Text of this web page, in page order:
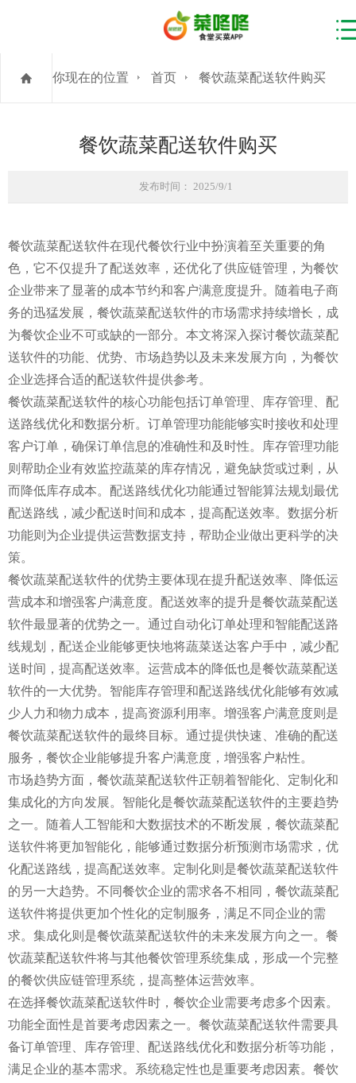
你现在的位置 首页 餐饮蔬菜配送软件购买
餐饮蔬菜配送软件购买
发布时间： 2025/9/1
餐饮蔬菜配送软件在现代餐饮行业中扮演着至关重要的角
色，它不仅提升了配送效率，还优化了供应链管理，为餐饮
企业带来了显著的成本节约和客户满意度提升。随着电子商
务的迅猛发展，餐饮蔬菜配送软件的市场需求持续增长，成
为餐饮企业不可或缺的一部分。本文将深入探讨餐饮蔬菜配
送软件的功能、优势、市场趋势以及未来发展方向，为餐饮
企业选择合适的配送软件提供参考。
餐饮蔬菜配送软件的核心功能包括订单管理、库存管理、配
送路线优化和数据分析。订单管理功能能够实时接收和处理
客户订单，确保订单信息的准确性和及时性。库存管理功能
则帮助企业有效监控蔬菜的库存情况，避免缺货或过剩，从
而降低库存成本。配送路线优化功能通过智能算法规划最优
配送路线，减少配送时间和成本，提高配送效率。数据分析
功能则为企业提供运营数据支持，帮助企业做出更科学的决
策。
餐饮蔬菜配送软件的优势主要体现在提升配送效率、降低运
营成本和增强客户满意度。配送效率的提升是餐饮蔬菜配送
软件最显著的优势之一。通过自动化订单处理和智能配送路
线规划，配送企业能够更快地将蔬菜送达客户手中，减少配
送时间，提高配送效率。运营成本的降低也是餐饮蔬菜配送
软件的一大优势。智能库存管理和配送路线优化能够有效减
少人力和物力成本，提高资源利用率。增强客户满意度则是
餐饮蔬菜配送软件的最终目标。通过提供快速、准确的配送
服务，餐饮企业能够提升客户满意度，增强客户粘性。
市场趋势方面，餐饮蔬菜配送软件正朝着智能化、定制化和
集成化的方向发展。智能化是餐饮蔬菜配送软件的主要趋势
之一。随着人工智能和大数据技术的不断发展，餐饮蔬菜配
送软件将更加智能化，能够通过数据分析预测市场需求，优
化配送路线，提高配送效率。定制化则是餐饮蔬菜配送软件
的另一大趋势。不同餐饮企业的需求各不相同，餐饮蔬菜配
送软件将提供更加个性化的定制服务，满足不同企业的需
求。集成化则是餐饮蔬菜配送软件的未来发展方向之一。餐
饮蔬菜配送软件将与其他餐饮管理系统集成，形成一个完整
的餐饮供应链管理系统，提高整体运营效率。
在选择餐饮蔬菜配送软件时，餐饮企业需要考虑多个因素。
功能全面性是首要考虑因素之一。餐饮蔬菜配送软件需要具
备订单管理、库存管理、配送路线优化和数据分析等功能，
满足企业的基本需求。系统稳定性也是重要考虑因素。餐饮